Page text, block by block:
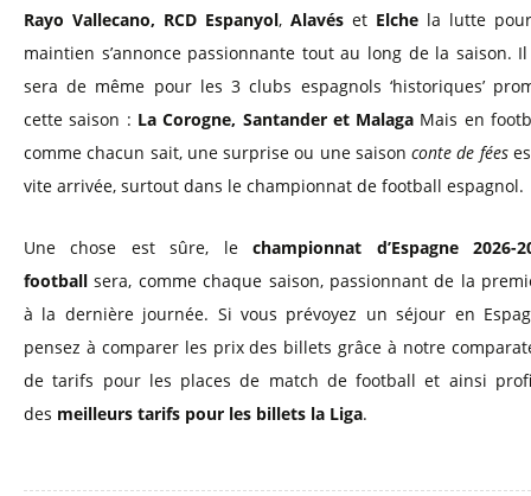
Rayo Vallecano, RCD Espanyol, Alavés et Elche la lutte
maintien s’annonce passionnante tout au long de la saison.
sera de même pour les 3 clubs espagnols ‘historiques’
cette saison : La Corogne, Santander et Malaga Mais en
comme chacun sait, une surprise ou une saison conte de fées
vite arrivée, surtout dans le championnat de football espagnol.
Une chose est sûre, lechampionnat d’Espagne 2026-
football sera, comme chaque saison, passionnant de la
à la dernière journée. Si vous prévoyez un séjour en
pensez à comparer les prix des billets grâce à notre
de tarifs pour les places de match de football et ainsi
des meilleurs tarifs pour les billets la Liga.